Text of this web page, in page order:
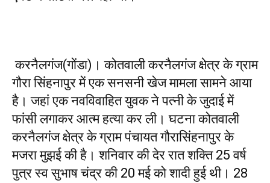
करनैलगंज(गोंडा)। कोतवाली करनैलगंज क्षेत्र के ग्राम
गौरा सिंहनापुर में एक सनसनी खेज मामला सामने आया
है। जहां एक नवविवाहित युवक ने पत्नी के जुदाई में
फांसी लगाकर आत्म हत्या कर ली। घटना कोतवाली
करनैलगंज क्षेत्र के ग्राम पंचायत गौरासिंहनापुर के
मजरा मुझई की है। शनिवार की देर रात शक्ति 25 वर्ष
पुत्र स्व सुभाष चंद्र की 20 मई को शादी हुई थी। 28